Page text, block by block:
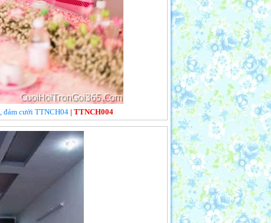
đám cưới TTNCH04 | TTNCH004